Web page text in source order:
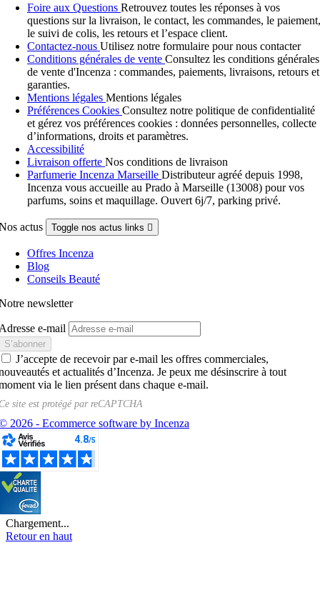
Foire aux Questions Retrouvez toutes les réponses à vos
questions sur la livraison, le contact, les commandes, le paiement,
le suivi de colis, les retours et l’espace client.
Contactez-nous Utilisez notre formulaire pour nous contacter
Conditions générales de vente Consultez les conditions générales
de vente d'Incenza : commandes, paiements, livraisons, retours et
garanties.
Mentions légales Mentions légales
Préférences Cookies Consultez notre politique de confidentialité
et gérez vos préférences cookies : données personnelles, collecte
d’informations, droits et paramètres.
Accessibilité
Livraison offerte Nos conditions de livraison
Parfumerie Incenza Marseille Distributeur agréé depuis 1998,
Incenza vous accueille au Prado à Marseille (13008) pour vos
parfums, soins et maquillage. Ouvert 6j/7, parking privé.
actus Toggle nos actus links 
Offres Incenza
Blog
Conseils Beauté
newsletter
e-mail
J’accepte de recevoir par e-mail les offres commerciales,
et actualités d’Incenza. Je peux me désinscrire à tout
via le lien présent dans chaque e-mail.
site est protégé parreCAPTCHA
2026 - Ecommerce software by Incenza
Chargement...
Retour en haut